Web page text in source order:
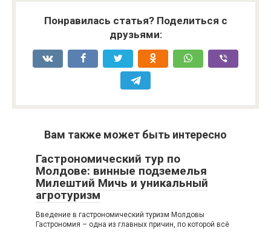
Понравилась статья? Поделиться с
друзьями:
Вам также может быть интересно
Гастрономический тур по
Молдове: винные подземелья
Милештий Мичь и уникальный
агротуризм
Введение в гастрономический туризм Молдовы
Гастрономия – одна из главных причин, по которой всё